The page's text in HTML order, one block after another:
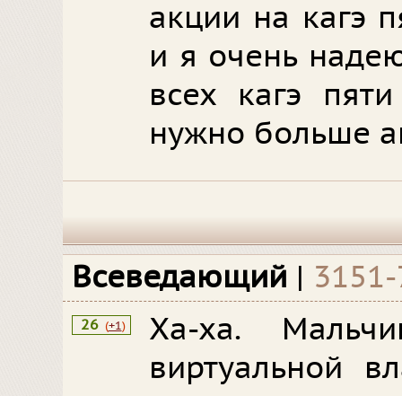
акции на кагэ
и я очень
всех кагэ
нужно больше
Всеведающий |
26 (+1)
Ха-ха.
виртуальной